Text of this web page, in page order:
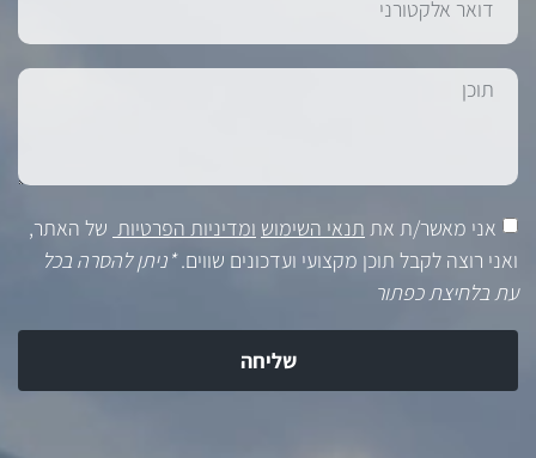
אני מאשר/ת את תנאי השימוש ומדיניות הפרטיות של האתר,
ואני רוצה לקבל תוכן מקצועי ועדכונים שווים.*ניתן להסרה בכל
עת בלחיצת כפתור
שליחה